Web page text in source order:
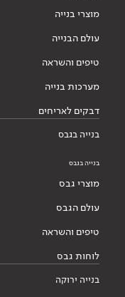
מוצרי בנייה
עולם הבנייה
טיפים והשראה
מערכות בנייה
דבקים לאריחים
בנייה בגבס
בנייה בגבס
מוצרי גבס
עולם הגבס
טיפים והשראה
לוחות גבס
בנייה ירוקה